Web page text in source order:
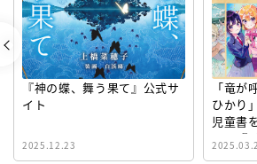
『神の蝶、舞う果て』公式サ
イト
2025.12.23
「竜が
ひかり
児童書
イト『
生！